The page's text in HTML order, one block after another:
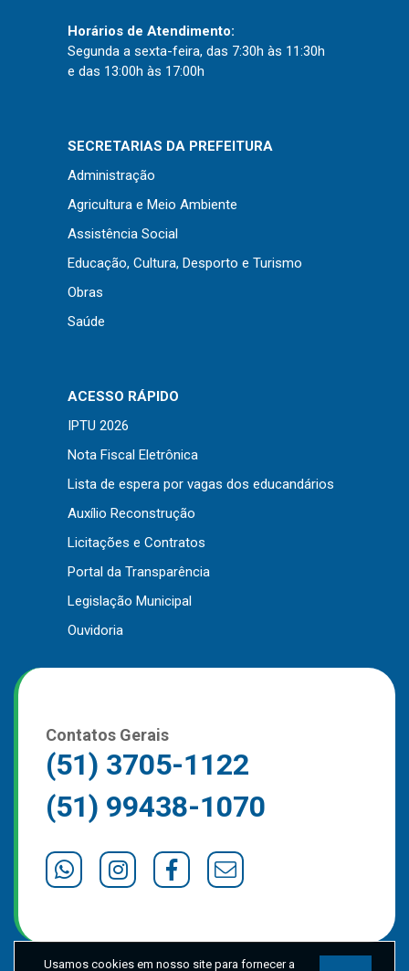
Diário Oficial (Até 30/04)
Recursos Humanos
Concursos
Instruções Normativas
Licitações
Dispensas e Inexigibilidades
Chamamentos Públicos
Leis, Decretos e Portarias
Transparência
Portal da Transparência
Radar da Transparência
Cespro
Downloads
Usamos cookies em nosso site para fornecer a
Horários de Atendimento:
Segunda a sexta-feira, das 7:30h às 11:30h
e das 13:00h às 17:00h
SECRETARIAS DA PREFEITURA
Administração
Agricultura e Meio Ambiente
Assistência Social
Educação, Cultura, Desporto e Turismo
Obras
Saúde
ACESSO RÁPIDO
IPTU 2026
Nota Fiscal Eletrônica
Lista de espera por vagas dos educandários
Auxílio Reconstrução
Licitações e Contratos
Portal da Transparência
Legislação Municipal
Ouvidoria
Contatos Gerais
(51) 3705-1122
(51) 99438-1070